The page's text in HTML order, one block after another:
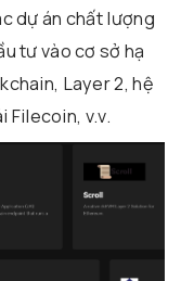
dự án chất lượng
tư vào cơ sở hạ
Layer 2, hệ
Filecoin, v.v.